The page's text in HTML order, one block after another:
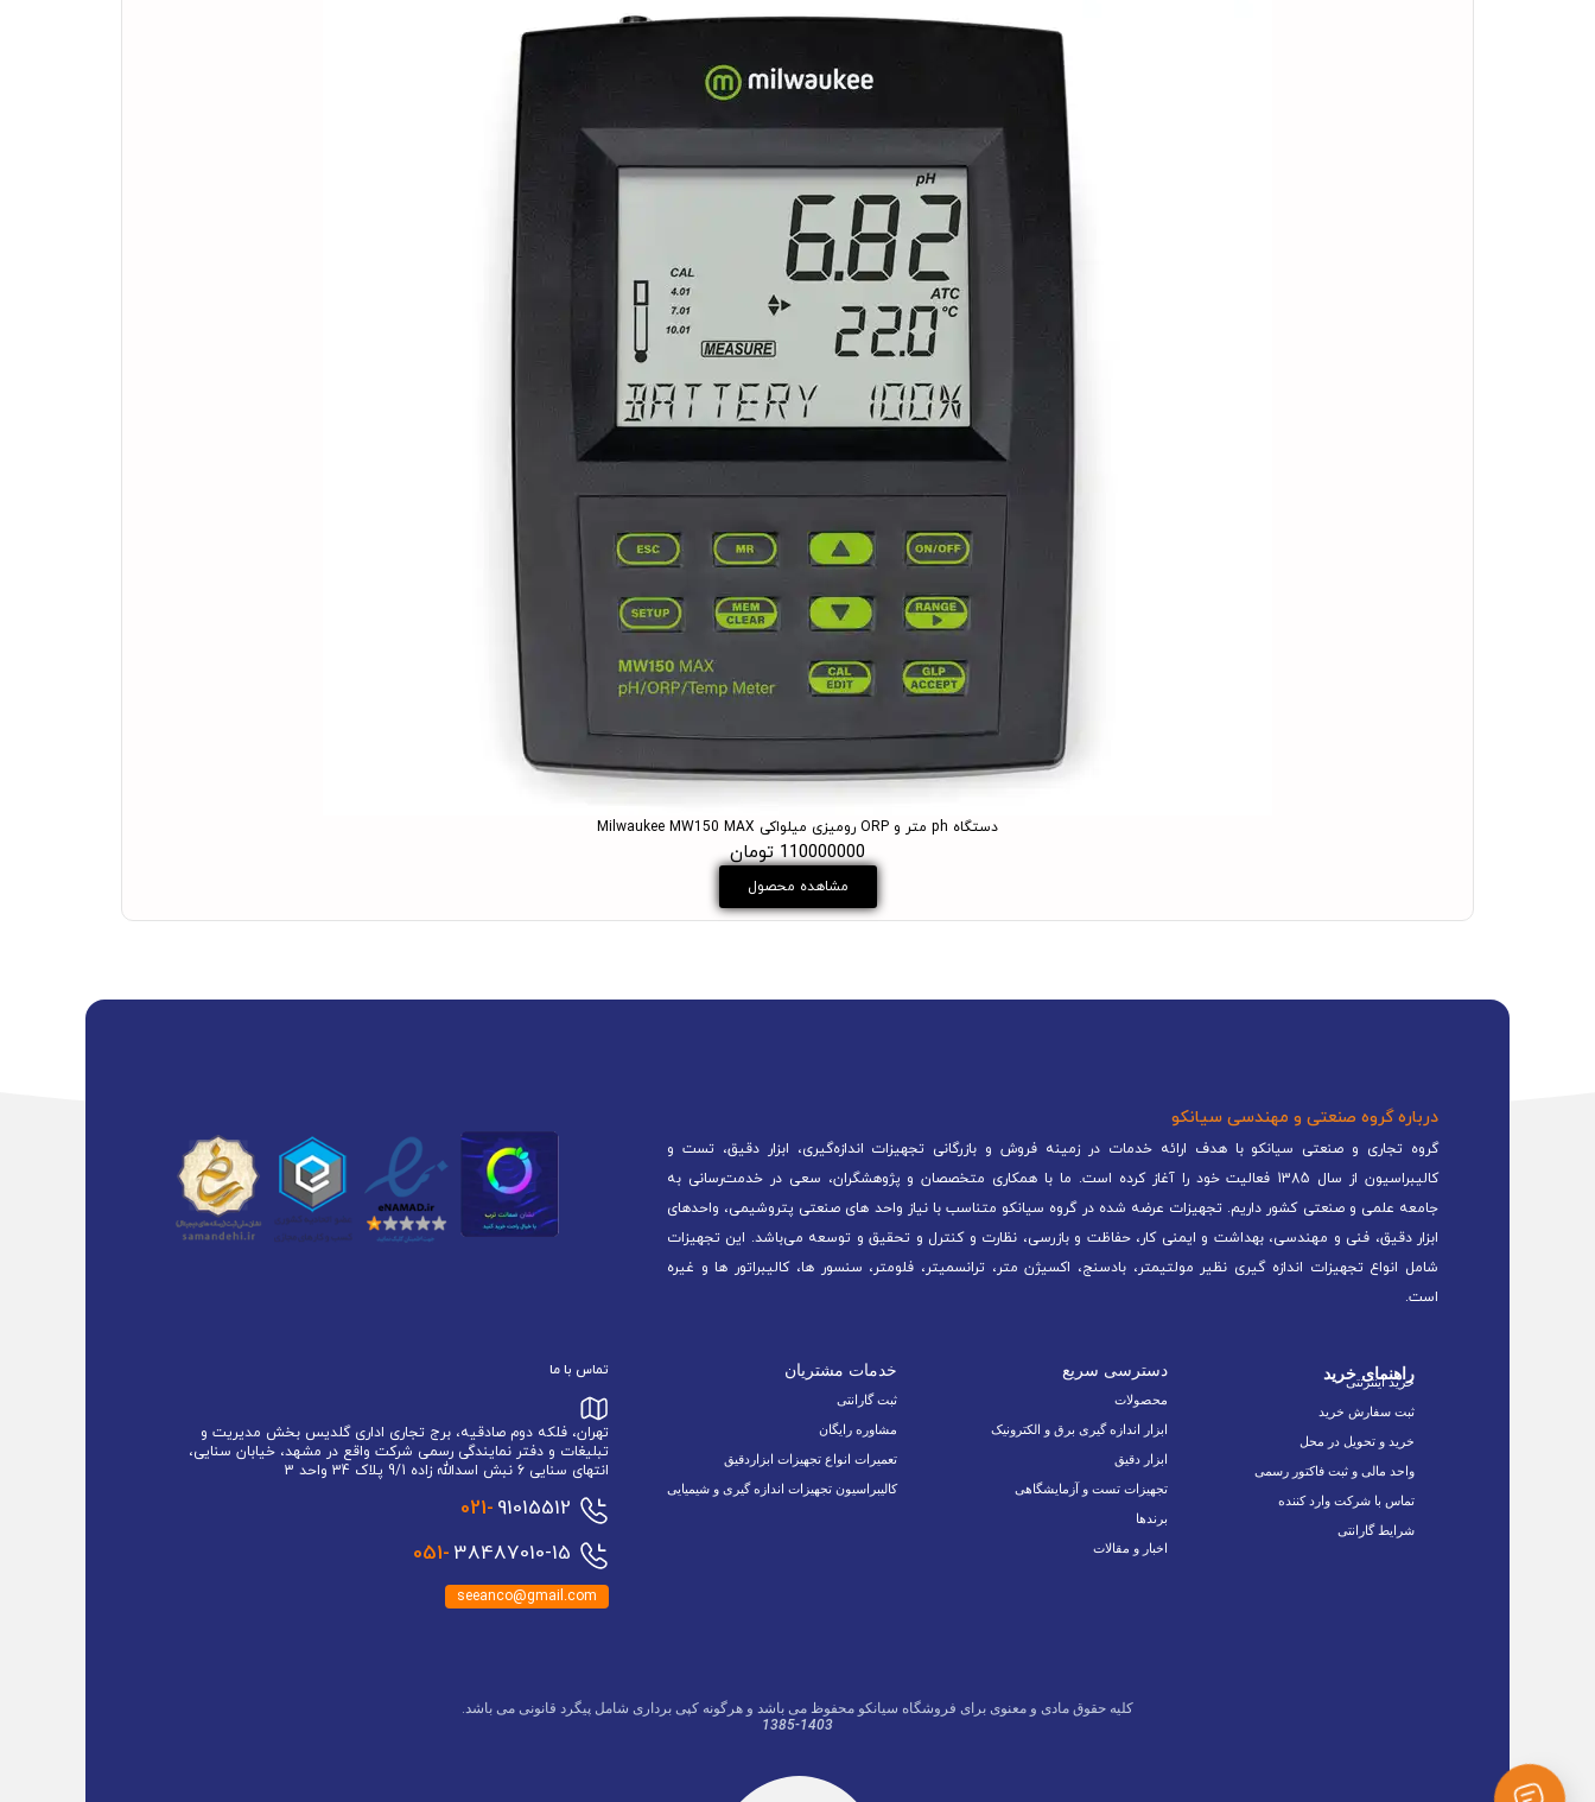
دستگاه ph متر و ORP رومیزی میلواکی Milwaukee MW150 MAX
110000000 تومان
مشاهده محصول
درباره گروه صنعتی و مهندسی سیانکو
گروه تجاری و صنعتی سیانکو با هدف ارائه خدمات در زمینه فروش و بازرگانی تجهیزات اندازه‌گیری، ابزار دقیق، تست و
کالیبراسیون از سال 1385 فعالیت خود را آغاز کرده است. ما با همکاری متخصصان و پژوهشگران، سعی در خدمت‌رسانی به
جامعه علمی و صنعتی کشور داریم. تجهیزات عرضه شده در گروه سیانکو متناسب با نیاز واحد های صنعتی پتروشیمی، واحدهای
ابزار دقیق، فنی و مهندسی، بهداشت و ایمنی کار، حفاظت و بازرسی، نظارت و کنترل و تحقیق و توسعه می‌باشد. این تجهیزات
شامل انواع تجهیزات اندازه گیری نظیر مولتیمتر، بادسنج، اکسیژن متر، ترانسمیتر، فلومتر، سنسور ها، کالیبراتور ها و غیره
است.
راهنمای خرید
خرید اینترنتی
ثبت سفارش خرید
خرید و تحویل در محل
واحد مالی و ثبت فاکتور رسمی
تماس با شرکت وارد کننده
شرایط گارانتی
دسترسی سریع
محصولات
ابزار اندازه گیری برق و الکترونیک
ابزار دقیق
تجهیزات تست و آزمایشگاهی
برندها
اخبار و مقالات
خدمات مشتریان
ثبت گارانتی
مشاوره رایگان
تعمیرات انواع تجهیزات ابزاردقیق
کالیبراسیون تجهیزات اندازه گیری و شیمیایی
تماس با ما
تهران، فلکه دوم صادقیه، برج تجاری اداری گلدیس بخش مدیریت و
تبلیغات و دفتر نمایندگی رسمی شرکت واقع در مشهد، خیابان سنایی،
انتهای سنایی 6 نبش اسدالله زاده 9/1 پلاک 34 واحد 3
021- 91015512
051- 38487010-15
seeanco@gmail.com
کلیه حقوق مادی و معنوی برای فروشگاه سیانکو محفوظ می باشد و هرگونه کپی برداری شامل پیگرد قانونی می باشد.
1385-1403